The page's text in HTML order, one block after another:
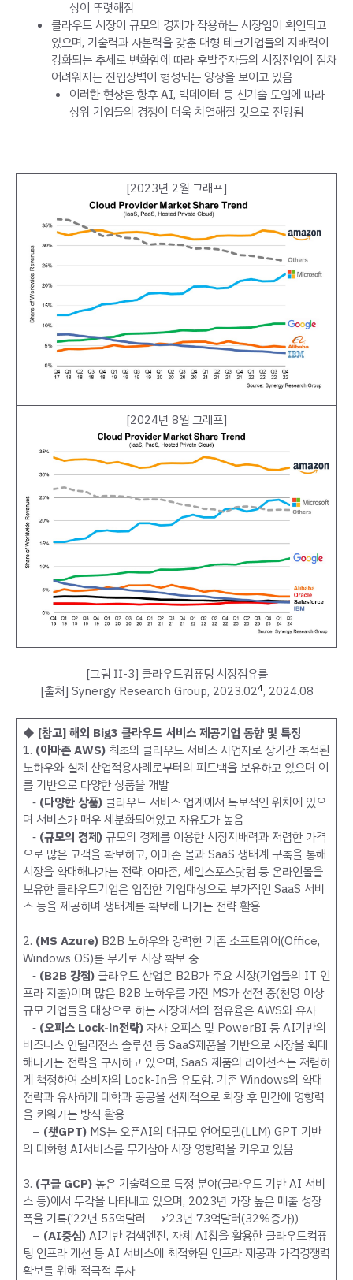
상이 뚜렷해짐
클라우드 시장이 규모의 경제가 작용하는 시장임이 확인되고
있으며, 기술력과 자본력을 갖춘 대형 테크기업들의 지배력이
강화되는 추세로 변화함에 따라 후발주자들의 시장진입이 점차
어려워지는 진입장벽이 형성되는 양상을 보이고 있음
이러한 현상은 향후 AI, 빅데이터 등 신기술 도입에 따라
상위 기업들의 경쟁이 더욱 치열해질 것으로 전망됨
[2023년 2월 그래프]
[2024년 8월 그래프]
[그림 Ⅱ-3] 클라우드컴퓨팅 시장점유률
[출처] Synergy Research Group, 2023.024, 2024.08
◆ [참고] 해외 Big3 클라우드 서비스 제공기업 동향 및 특징
1. (아마존 AWS)최초의 클라우드 서비스 사업자로 장기간 축적된
노하우와 실제 산업적용사례로부터의 피드백을 보유하고 있으며 이
를 기반으로 다양한 상품을 개발
‑ (다양한 상품)클라우드 서비스 업계에서 독보적인 위치에 있으
며 서비스가 매우 세분화되어있고 자유도가 높음
‑ (규모의 경제)규모의 경제를 이용한 시장지배력과 저렴한 가격
으로 많은 고객을 확보하고, 아마존 몰과 SaaS 생태계 구축을 통해
시장을 확대해나가는 전략. 아마존, 세일스포스닷컴 등 온라인몰을
보유한 클라우드기업은 입점한 기업대상으로 부가적인 SaaS 서비
스 등을 제공하며 생태계를 확보해 나가는 전략 활용
2. (MS Azure) B2B 노하우와 강력한 기존 소프트웨어(Office,
Windows OS)를 무기로 시장 확보 중
‑ (B2B 강점)클라우드 산업은 B2B가 주요 시장(기업들의 IT 인
프라 지출)이며 많은 B2B 노하우를 가진 MS가 선전 중(천명 이상
규모 기업들을 대상으로 하는 시장에서의 점유율은 AWS와 유사
‑ (오피스 Lock-in전략)자사 오피스 및 PowerBI 등 AI기반의
비즈니스 인텔리전스 솔루션 등 SaaS제품을 기반으로 시장을 확대
해나가는 전략을 구사하고 있으며, SaaS 제품의 라이선스는 저렴하
게 책정하여 소비자의 Lock-In을 유도함. 기존 Windows의 확대
전략과 유사하게 대학과 공공을 선제적으로 확장 후 민간에 영향력
을 키워가는 방식 활용
– (챗GPT)MS는 오픈AI의 대규모 언어모델(LLM) GPT 기반
의 대화형 AI서비스를 무기삼아 시장 영향력을 키우고 있음
3. (구글 GCP)높은 기술력으로 특정 분야(클라우드 기반 AI 서비
스 등)에서 두각을 나타내고 있으며, 2023년 가장 높은 매출 성장
폭을 기록(‘22년 55억달러 ⟶’23년 73억달러(32%증가))
– (AI중심)AI기반 검색엔진, 자체 AI칩을 활용한 클라우드컴퓨
팅 인프라 개선 등 AI 서비스에 최적화된 인프라 제공과 가격경쟁력
확보를 위해 적극적 투자